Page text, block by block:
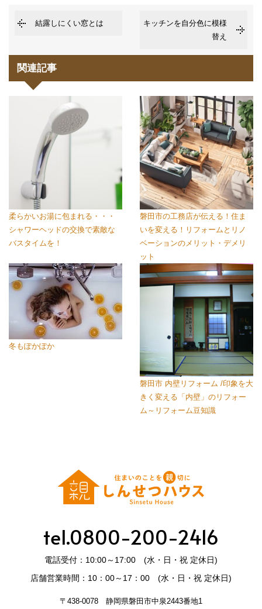
結露しにくい窓とは
キッチンを自分色に模様
替え
関連記事
柔らかいお湯に包まれる・・・
シャワーヘッドの交換で素敵な
バスタイムを！
磐田市の工務店が伝える！住ま
いを変える！リフォームとリノ
ベーションのメリット・デメリ
ット
冬もぽかぽか
磐田市 内壁リフォーム /印象を大
きく変える「内壁」のリフォー
ム～リフォーム豆知識
tel.0800-200-2416
電話受付：10:00～17:00 (水・日・祝 定休日)
店舗営業時間：10：00～17：00 (水・日・祝 定休日)
〒438-0078 静岡県磐田市中泉2443番地1